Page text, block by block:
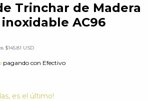
Trinchar de Madera
AC96
$145.81 USD
pagando con Efectivo
es el último!